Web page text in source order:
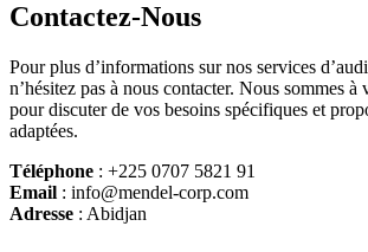
Contactez-Nous
Pour plus d’informations sur nos services
n’hésitez pas à nous contacter. Nous sommes à
pour discuter de vos besoins spécifiques et
adaptées.
Téléphone : +225 0707 5821 91
Email : info@mendel-corp.com
Adresse : Abidjan